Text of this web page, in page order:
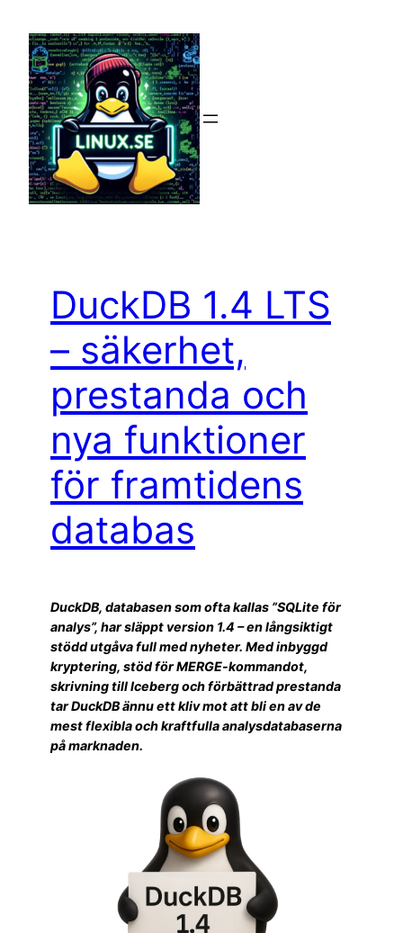
innehåll
DuckDB 1.4 LTS
– säkerhet,
prestanda och
nya funktioner
för framtidens
databas
DuckDB, databasen som ofta kallas ”SQLite för
analys”, har släppt version 1.4 – en långsiktigt
stödd utgåva full med nyheter. Med inbyggd
kryptering, stöd för MERGE-kommandot,
skrivning till Iceberg och förbättrad prestanda
tar DuckDB ännu ett kliv mot att bli en av de
mest flexibla och kraftfulla analysdatabaserna
på marknaden.